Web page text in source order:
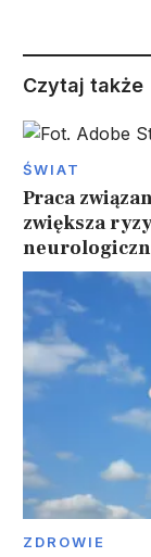
Czytaj także
ŚWIAT
Praca
zwiększa
ZDROWIE